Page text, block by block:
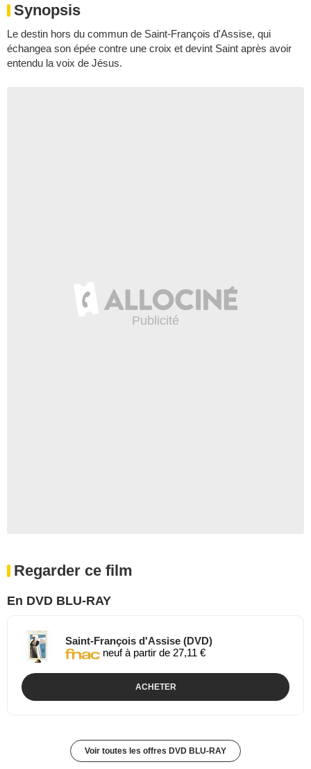
Synopsis
Le destin hors du commun de Saint-François d'Assise, qui
échangea son épée contre une croix et devint Saint après avoir
entendu la voix de Jésus.
Regarder ce film
En DVD BLU-RAY
Saint-François d'Assise (DVD)
neuf à partir de 27,11 €
ACHETER
Voir toutes les offres DVD BLU-RAY